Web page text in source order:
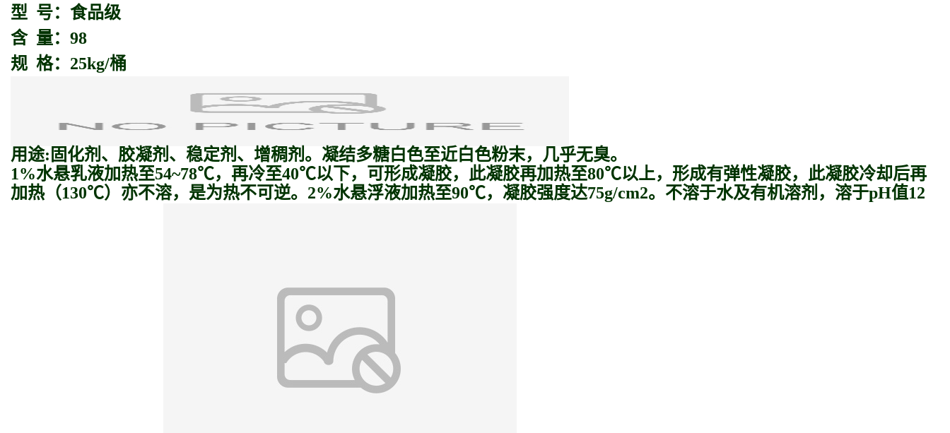
型 号：食品级
含 量：98
规 格：25kg/桶
用途:固化剂、胶凝剂、稳定剂、增稠剂。凝结多糖白色至近白色粉末，几乎无臭。
1%水悬乳液加热至54~78℃，再冷至40℃以下，可形成凝胶，此凝胶再加热至80℃以上，形成有弹性凝胶，此凝胶冷却后再
加热（130℃）亦不溶，是为热不可逆。2%水悬浮液加热至90℃，凝胶强度达75g/cm2。不溶于水及有机溶剂，溶于pH值12